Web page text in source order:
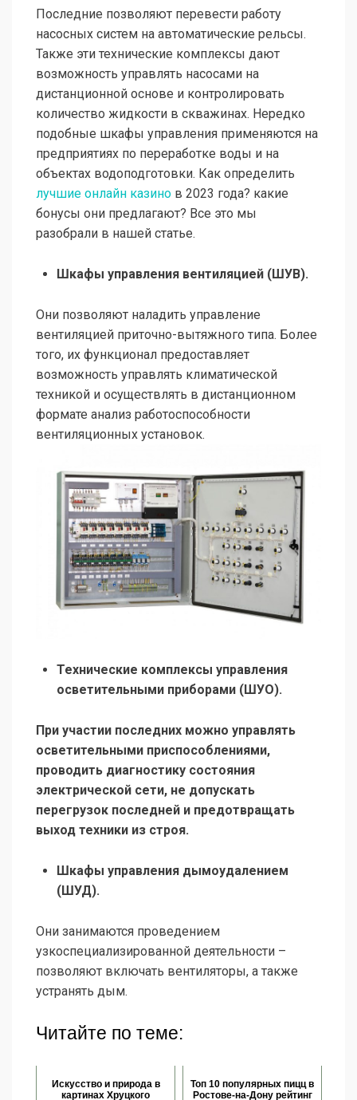
Последние позволяют перевести работу
насосных систем на автоматические рельсы.
Также эти технические комплексы дают
возможность управлять насосами на
дистанционной основе и контролировать
количество жидкости в скважинах. Нередко
подобные шкафы управления применяются на
предприятиях по переработке воды и на
объектах водоподготовки. Как определить
лучшие онлайн казино в 2023 года? какие
бонусы они предлагают? Все это мы
разобрали в нашей статье.
Шкафы управления вентиляцией (ШУВ).
Они позволяют наладить управление
вентиляцией приточно-вытяжного типа. Более
того, их функционал предоставляет
возможность управлять климатической
техникой и осуществлять в дистанционном
формате анализ работоспособности
вентиляционных установок.
Технические комплексы управления
осветительными приборами (ШУО).
При участии последних можно управлять
осветительными приспособлениями,
проводить диагностику состояния
электрической сети, не допускать
перегрузок последней и предотвращать
выход техники из строя.
Шкафы управления дымоудалением
(ШУД).
Они занимаются проведением
узкоспециализированной деятельности –
позволяют включать вентиляторы, а также
устранять дым.
Читайте по теме:
Искусство и природа в
картинах Хруцкого
Топ 10 популярных пицц в
Ростове-на-Дону рейтинг